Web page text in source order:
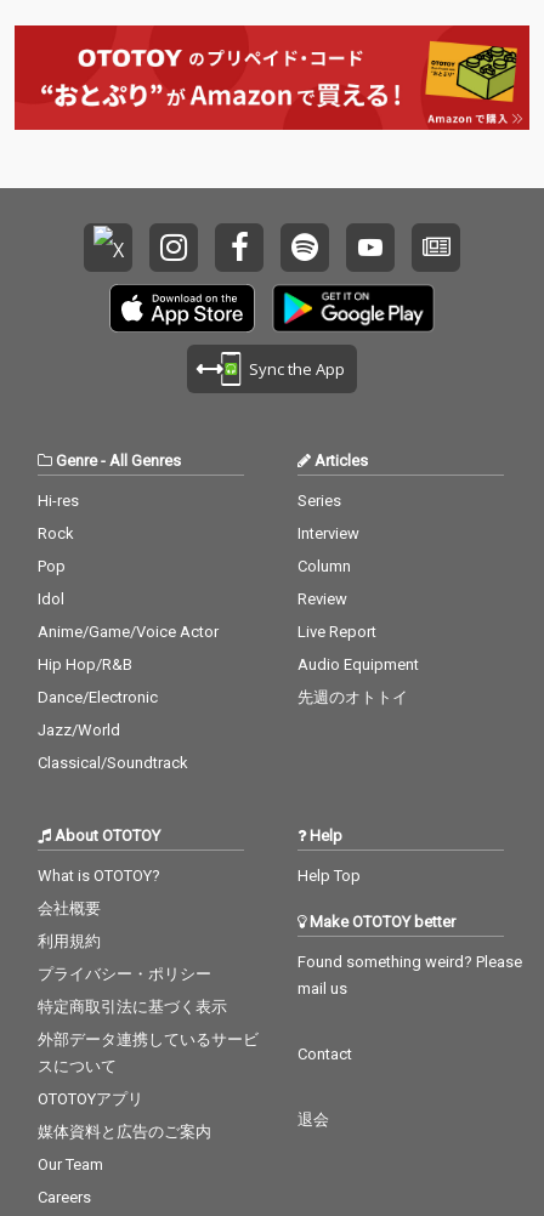
Sync the App
Genre-All Genres
Hi-res
Rock
Pop
Idol
Anime/Game/Voice Actor
Hip Hop/R&B
Dance/Electronic
Jazz/World
Classical/Soundtrack
Articles
Series
Interview
Column
Review
Live Report
Audio Equipment
先週のオトトイ
About OTOTOY
What is OTOTOY?
会社概要
利用規約
プライバシー・ポリシー
特定商取引法に基づく表示
外部データ連携しているサービ
スについて
OTOTOYアプリ
媒体資料と広告のご案内
Our Team
Careers
Help
Help Top
Make OTOTOY better
Found something weird? Please
mail us
Contact
退会